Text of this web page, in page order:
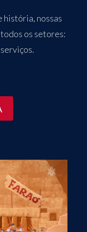
história, nossas
os setores: